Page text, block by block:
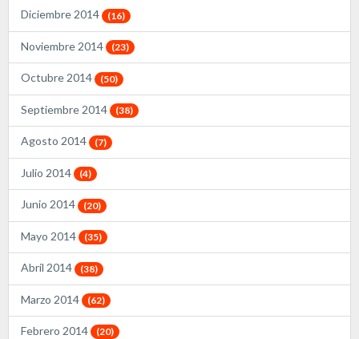
Diciembre 2014 (16)
Noviembre 2014 (23)
Octubre 2014 (50)
Septiembre 2014 (38)
Agosto 2014 (7)
Julio 2014 (4)
Junio 2014 (20)
Mayo 2014 (35)
Abril 2014 (38)
Marzo 2014 (62)
Febrero 2014 (20)